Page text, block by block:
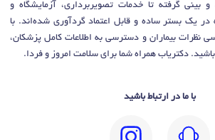
گرفته تا خدمات تصویربرداری، آزمایشگاه و
یک بستر ساده و قابل اعتماد گردآوری شده‌اند. با
بیماران و دسترسی به اطلاعات کامل پزشکان،
دکتریاب همراه شما برای سلامت امروز و فردا.
با ما در ارتباط باشید